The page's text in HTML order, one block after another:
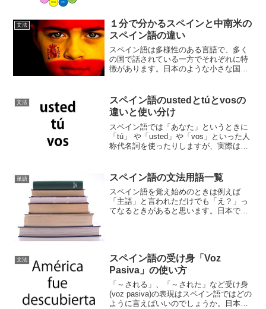
人はここで一度にさらっと...
文法
１分で分かるスペインと中南米の
スペイン語の違い
スペイン語は多様性のある言語で、多く
の国で話されている一方でそれぞれに特
徴があります。日本のような小さな国で
な話し方や単語にも大きな違いがありま
す。では一体実際どのよう...
文法
スペイン語のustedとtúとvosの
違いと使い分け
スペイン語では「あなた」というときに
「tú」 や「usted」や「vos」といった人
称代名詞を使ったりしますが、実際はど
単語 スペイン語の文法用語一覧
スペイン語を覚え始めのときは例えば
「主語」と言われただけでも「え？」っ
てなるときがあると思います。日本で勉
文法
スペイン語の受け身「Voz
Pasiva」の使い方
「～される」、「～された」など受け身
(voz pasiva)の表現はスペイン語ではどの
ように言えばいいのでしょうか。日本語